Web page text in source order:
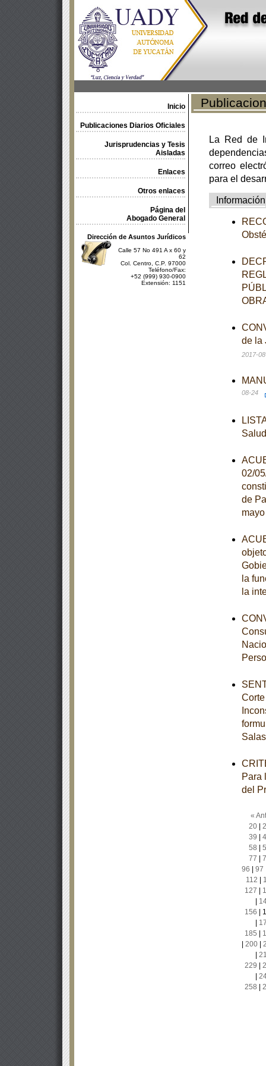
Inicio
Publicaciones Diarios Oficiales
Jurisprudencias y Tesis
Aisladas
Enlaces
Otros enlaces
Página del
Abogado General
Dirección de Asuntos Jurídicos
Calle 57 No 491 A x 60 y
62
Col. Centro, C.P. 97000
Teléfono/Fax:
+52 (999) 930-0900
Extensión: 1151
La Red de
correo
para el
Información
de la
2017-
08-24
02/
de
la
la
Para
del
«
20|
39
58
77
96
97
112
127
156
185
200|
229
258